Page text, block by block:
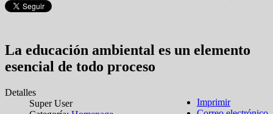
La educación ambiental es un elemento
esencial de todo proceso
Imprimir
Detalles
Super User